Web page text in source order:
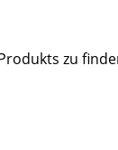
zu